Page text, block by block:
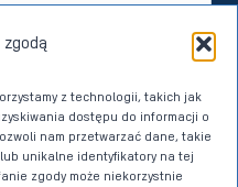
zgodą
z technologii, takich jak
dostępu do informacji o
nam przetwarzać dane, takie
unikalne identyfikatory na tej
zgody może niekorzystnie
się
danych osobowych przez
w celach marketingu
produktów i usług. Dane w